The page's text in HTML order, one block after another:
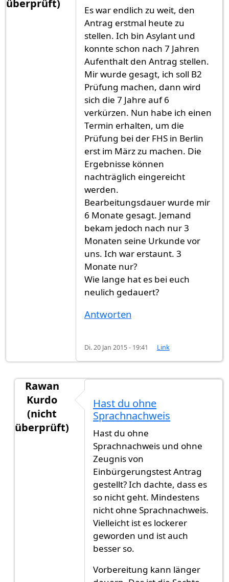
überprüft)
Es war endlich zu weit, den
Antrag erstmal heute zu
stellen. Ich bin Asylant und
konnte schon nach 7 Jahren
Aufenthalt den Antrag stellen.
Mir wurde gesagt, ich soll B2
Prüfung machen, dann wird
sich die 7 Jahre auf 6
verkürzen. Nun habe ich einen
Termin erhalten, um die
Prüfung bei der FHS in Berlin
erst im März zu machen. Die
Ergebnisse können
nachträglich eingereicht
werden.
Bearbeitungsdauer wurde mir
6 Monate gesagt. Jemand
bekam jedoch nach nur 3
Monaten seine Urkunde vor
uns. Ich war erstaunt. 3
Monate nur?
Wie lange hat es bei euch
neulich gedauert?
Antworten
Di. 20 Jan 2015 - 19:41 Link
Rawan
Kurdo
(nicht
überprüft)
Es war endlich zu weit, denvon
Hast du ohne
Sprachnachweis
Hast du ohne
Sprachnachweis und ohne
Zeugnis von
Einbürgerungstest Antrag
gestellt? Ich dachte, dass es
so nicht geht. Mindestens
nicht ohne Sprachnachweis.
Vielleicht ist es lockerer
geworden und ist auch
besser so.
Vorbereitung kann länger